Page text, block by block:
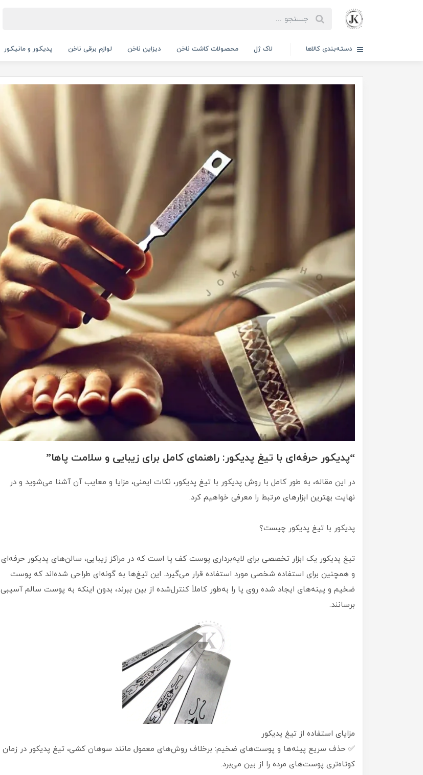
دسته‌بندی کالاها لاک ژل محصولات کاشت ناخن دیزاین ناخن لوازم برقی ناخن پدیکور و مانیکور
“پدیکور حرفه‌ای با تیغ پدیکور: راهنمای کامل برای زیبایی و سلامت پاها”
در این مقاله، به طور کامل با روش پدیکور با تیغ پدیکور، نکات ایمنی، مزایا و معایب آن آشنا می‌شوید و در
نهایت بهترین ابزارهای مرتبط را معرفی خواهیم کرد.
پدیکور با تیغ پدیکور چیست؟
تیغ پدیکور یک ابزار تخصصی برای لایه‌برداری پوست کف پا است که در مراکز زیبایی، سالن‌های پدیکور حرفه‌ای
و همچنین برای استفاده شخصی مورد استفاده قرار می‌گیرد. این تیغ‌ها به گونه‌ای طراحی شده‌اند که پوست
ضخیم و پینه‌های ایجاد شده روی پا را به‌طور کاملاً کنترل‌شده از بین ببرند، بدون اینکه به پوست سالم آسیبی
برسانند.
مزایای استفاده از تیغ پدیکور
✅ حذف سریع پینه‌ها و پوست‌های ضخیم: برخلاف روش‌های معمول مانند سوهان کشی، تیغ پدیکور در زمان
کوتاه‌تری پوست‌های مرده را از بین می‌برد.